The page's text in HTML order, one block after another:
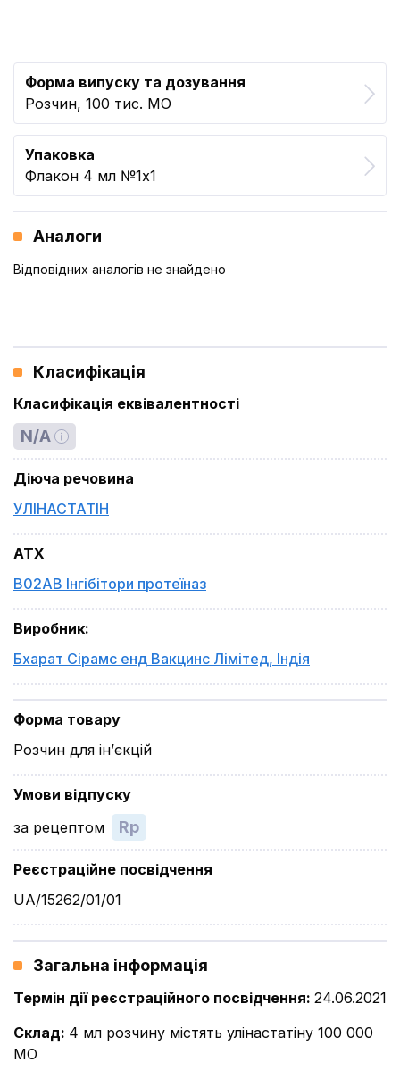
Форма випуску та дозування
Розчин, 100 тис. МО
Упаковка
Флакон 4 мл №1x1
Аналоги
Відповідних аналогів не знайдено
Класифікація
Класифікація еквівалентності
N/A
Діюча речовина
УЛІНАСТАТІН
ATX
B02AB Інгібітори протеїназ
Виробник:
Бхарат Сірамс енд Вакцинс Лімітед, Індія
Форма товару
Розчин для ін’єкцій
Умови відпуску
за рецептом
Rp
Реєстраційне посвідчення
UA/15262/01/01
Загальна інформація
Термін дії реєстраційного посвідчення: 24.06.2021
Склад: 4 мл розчину містять улінастатіну 100 000
МО